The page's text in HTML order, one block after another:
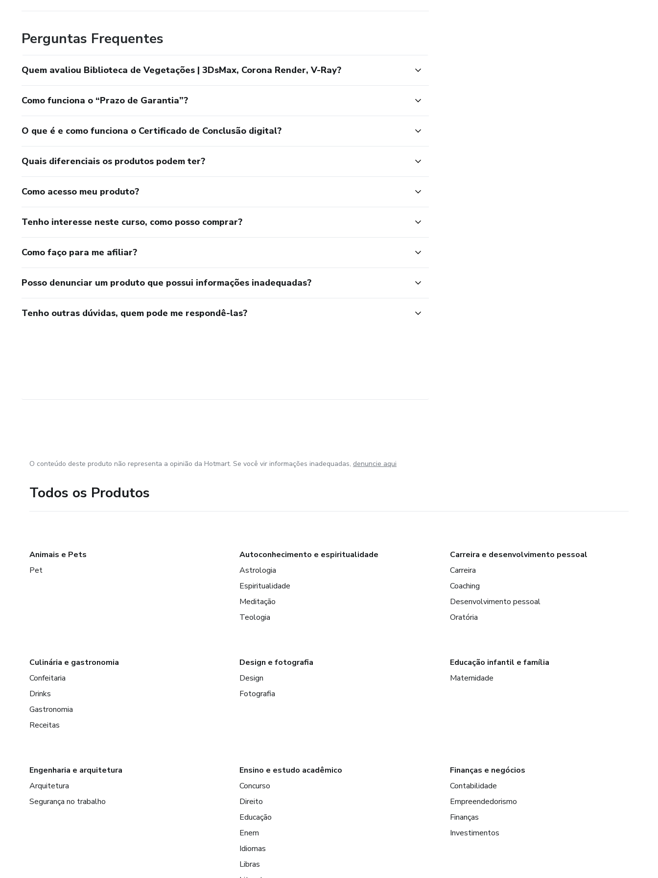
Perguntas Frequentes
Quem avaliou Biblioteca de Vegetações | 3DsMax, Corona Render, V-Ray?
Como funciona o “Prazo de Garantia”?
O que é e como funciona o Certificado de Conclusão digital?
Quais diferenciais os produtos podem ter?
Como acesso meu produto?
Tenho interesse neste curso, como posso comprar?
Como faço para me afiliar?
Posso denunciar um produto que possui informações inadequadas?
Tenho outras dúvidas, quem pode me respondê-las?
O conteúdo deste produto não representa a opinião da Hotmart. Se você vir informações inadequadas, denuncie aqui
Todos os Produtos
Animais e Pets
Pet
Autoconhecimento e espiritualidade
Astrologia
Espiritualidade
Meditação
Teologia
Carreira e desenvolvimento pessoal
Carreira
Coaching
Desenvolvimento pessoal
Oratória
Culinária e gastronomia
Confeitaria
Drinks
Gastronomia
Receitas
Design e fotografia
Design
Fotografia
Educação infantil e família
Maternidade
Engenharia e arquitetura
Arquitetura
Segurança no trabalho
Ensino e estudo acadêmico
Concurso
Direito
Educação
Enem
Idiomas
Libras
Finanças e negócios
Contabilidade
Empreendedorismo
Finanças
Investimentos